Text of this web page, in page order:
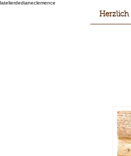
latelierdedianeclemence